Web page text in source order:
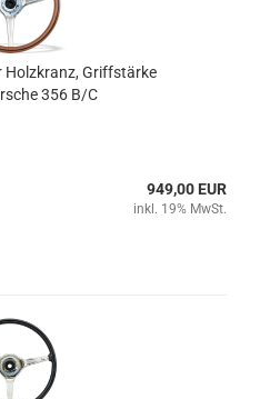
Holzkranz, Griffstärke
356 B/C
949,00 EUR
inkl. 19% MwSt.